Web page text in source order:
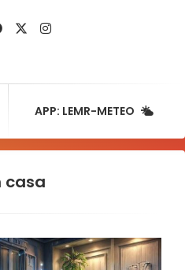
APP: LEMR-METEO
casa